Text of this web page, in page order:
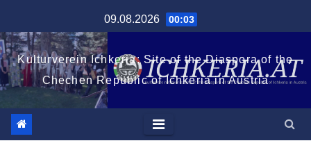
к
содержимому
09.08.2026 00:03
Kulturverein Ichkeria: Site of the Diaspora of the
Chechen Republic of Ichkeria in Austria